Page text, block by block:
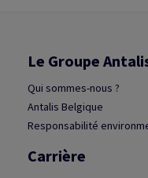
Le Groupe
Qui sommes-nous ?
Antalis Belgique
Responsabilité
Carrière